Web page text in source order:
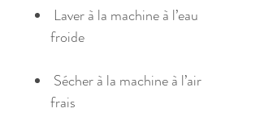
Laver à la machine à l’eau
froide
Sécher à la machine à l’air
frais